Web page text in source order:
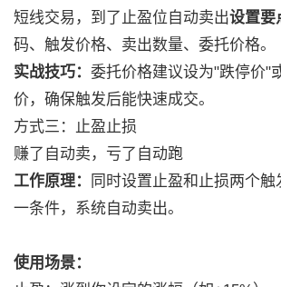
短线交易，到了止盈位自动卖出设置要
码、触发价格、卖出数量、委托价格。
实战技巧： 委托价格建议设为"跌停价"
价，确保触发后能快速成交。
方式三：止盈止损
赚了自动卖，亏了自动跑
工作原理：
同时设置止盈和止损两个
一条件，系统自动卖出。
使用场景：